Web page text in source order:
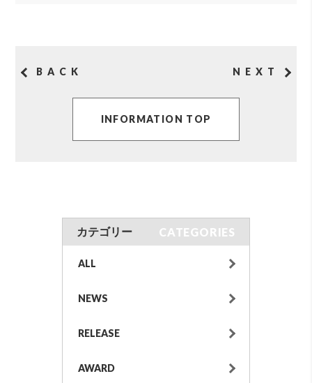
BACK NEXT
INFORMATION TOP
カテゴリー CATEGORIES
ALL
NEWS
RELEASE
AWARD